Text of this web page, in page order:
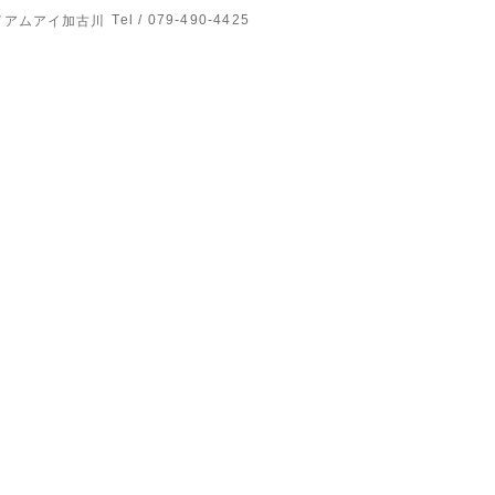
アムアイ加古川 Tel / 079-490-4425